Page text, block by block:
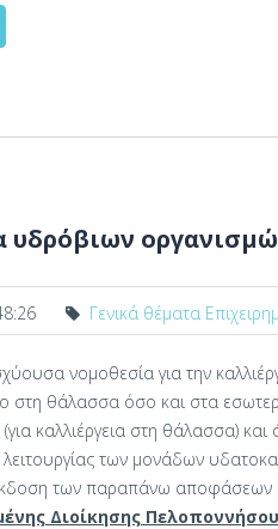
υδρόβιων
Γενικά θέματα
νομοθεσία για την
στη θάλασσα όσο και στα
καλλιέργεια στη θάλασσα) και
των μονάδων
των παραπάνω αποφάσεων
Διοίκησης